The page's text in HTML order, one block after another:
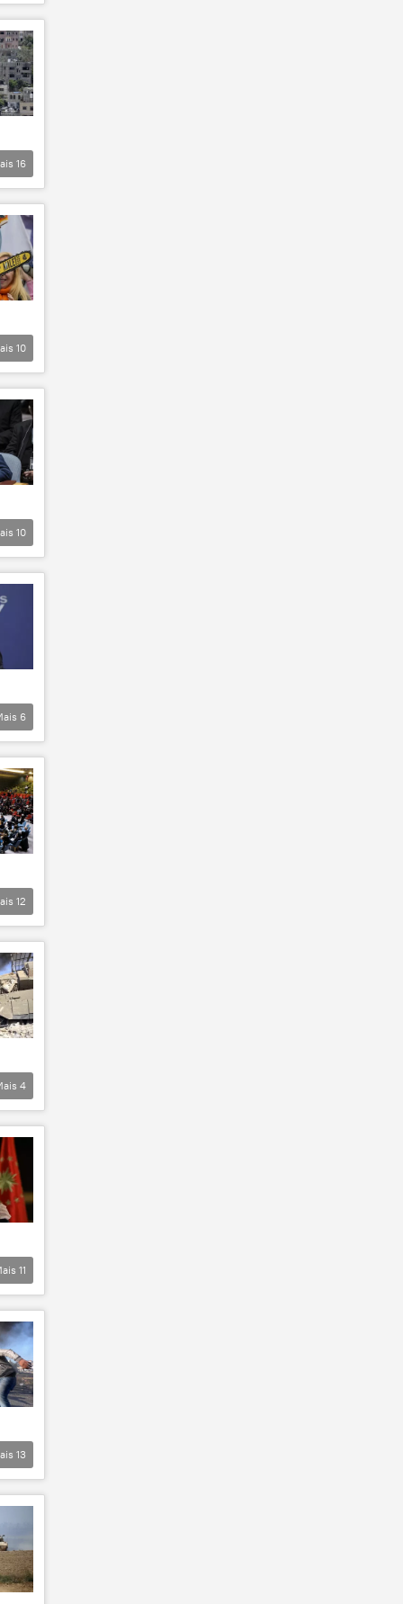
16
10
10
6
12
4
11
13